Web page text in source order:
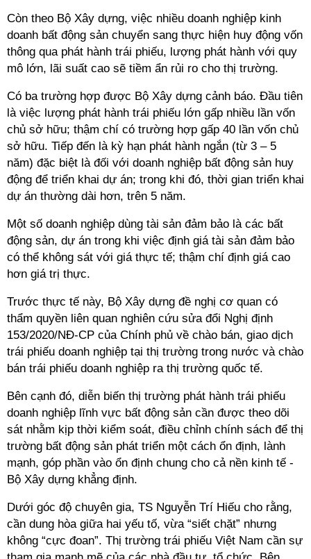
Còn theo Bộ Xây dựng, việc nhiều doanh nghiệp kinh
doanh bất động sản chuyển sang thực hiện huy động vốn
thông qua phát hành trái phiếu, lượng phát hành với quy
mô lớn, lãi suất cao sẽ tiềm ẩn rủi ro cho thị trường.
Có ba trường hợp được Bộ Xây dựng cảnh báo. Đầu tiên
là việc lượng phát hành trái phiếu lớn gấp nhiều lần vốn
chủ sở hữu; thậm chí có trường hợp gấp 40 lần vốn chủ
sở hữu. Tiếp đến là kỳ hạn phát hành ngắn (từ 3 – 5
năm) đặc biệt là đối với doanh nghiệp bất động sản huy
động để triển khai dự án; trong khi đó, thời gian triển khai
dự án thường dài hơn, trên 5 năm.
Một số doanh nghiệp dùng tài sản đảm bảo là các bất
động sản, dự án trong khi việc định giá tài sản đảm bảo
có thể không sát với giá thực tế; thậm chí định giá cao
hơn giá trị thực.
Trước thực tế này, Bộ Xây dựng đề nghị cơ quan có
thẩm quyền liên quan nghiên cứu sửa đổi Nghị định
153/2020/NĐ-CP của Chính phủ về chào bán, giao dịch
trái phiếu doanh nghiệp tại thị trường trong nước và chào
bán trái phiếu doanh nghiệp ra thị trường quốc tế.
Bên cạnh đó, diễn biến thị trường phát hành trái phiếu
doanh nghiệp lĩnh vực bất động sản cần được theo dõi
sát nhằm kịp thời kiểm soát, điều chỉnh chính sách để thị
trường bất động sản phát triển một cách ổn định, lành
mạnh, góp phần vào ổn định chung cho cả nền kinh tế -
Bộ Xây dựng khẳng định.
Dưới góc độ chuyên gia, TS Nguyễn Trí Hiếu cho rằng,
cần dung hòa giữa hai yếu tố, vừa “siết chặt” nhưng
không “cực đoan”. Thị trường trái phiếu Việt Nam cần sự